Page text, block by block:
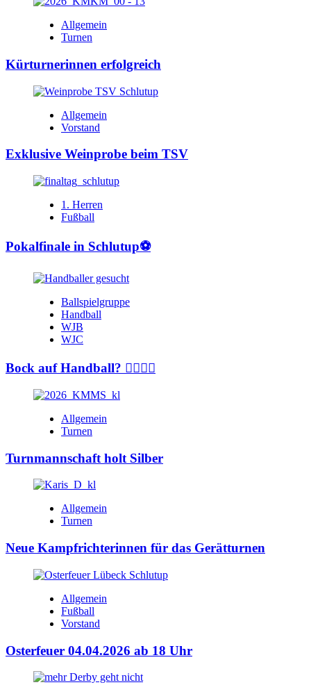
Allgemein
Turnen
Kürturnerinnen erfolgreich
Allgemein
Vorstand
Exklusive Weinprobe beim TSV
1. Herren
Fußball
Pokalfinale in Schlutup⚽️
Ballspielgruppe
Handball
WJB
WJC
Bock auf Handball? 🤾‍♂️🤾‍♀️
Allgemein
Turnen
Turnmannschaft holt Silber
Allgemein
Turnen
Neue Kampfrichterinnen für das Gerätturnen
Allgemein
Fußball
Vorstand
Osterfeuer 04.04.2026 ab 18 Uhr